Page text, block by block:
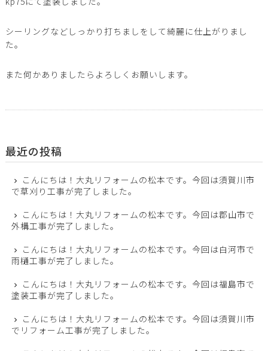
シーリングなどしっかり打ちましをして綺麗に仕上がりまし
た。
また何かありましたらよろしくお願いします。
最近の投稿
こんにちは！大丸リフォームの松本です。今回は須賀川市
で草刈り工事が完了しました。
こんにちは！大丸リフォームの松本です。今回は郡山市で
外構工事が完了しました。
こんにちは！大丸リフォームの松本です。今回は白河市で
雨樋工事が完了しました。
こんにちは！大丸リフォームの松本です。今回は福島市で
塗装工事が完了しました。
こんにちは！大丸リフォームの松本です。今回は須賀川市
でリフォーム工事が完了しました。